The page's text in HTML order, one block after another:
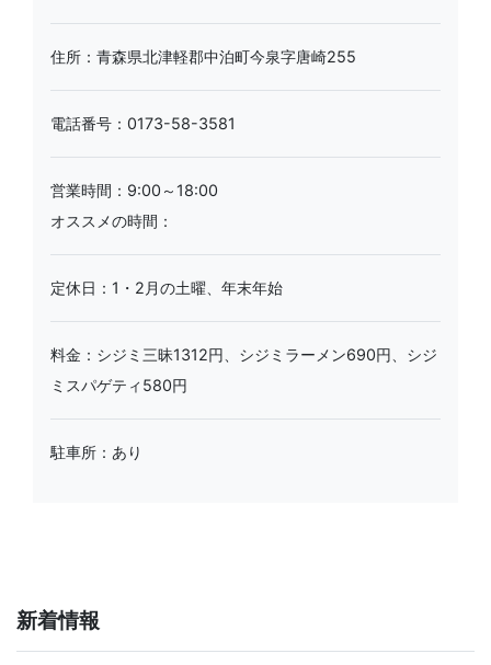
住所：青森県北津軽郡中泊町今泉字唐崎255
電話番号：0173-58-3581
営業時間：9:00～18:00
オススメの時間：
定休日：1・2月の土曜、年末年始
料金：シジミ三昧1312円、シジミラーメン690円、シジ
ミスパゲティ580円
駐車所：あり
新着情報